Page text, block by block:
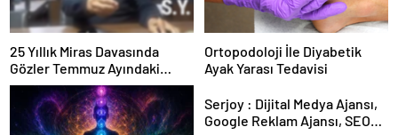
25 Yıllık Miras Davasında
Gözler Temmuz Ayındaki
Karar Duruşmasına Çevrildi
Ortopodoloji İle Diyabetik
Ayak Yarası Tedavisi
Serjoy : Dijital Medya Ajansı,
Google Reklam Ajansı, SEO